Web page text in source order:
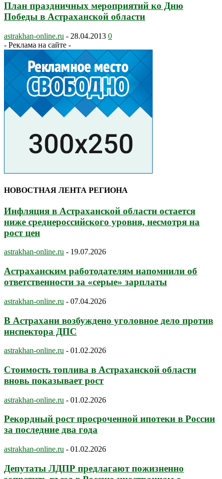
План праздничных мероприятий ко Дню
Победы в Астраханской области
astrakhan-online.ru - 28.04.2013 0
- Реклама на сайте -
НОВОСТНАЯ ЛЕНТА РЕГИОНА
Инфляция в Астраханской области остается
ниже среднероссийского уровня, несмотря на
рост цен
astrakhan-online.ru - 19.07.2026
Астраханским работодателям напомнили об
ответственности за «серые» зарплаты
astrakhan-online.ru - 07.04.2026
В Астрахани возбуждено уголовное дело против
инспектора ДПС
astrakhan-online.ru - 01.02.2026
Стоимость топлива в Астраханской области
вновь показывает рост
astrakhan-online.ru - 01.02.2026
Рекордный рост просроченной ипотеки в России
за последние два года
astrakhan-online.ru - 01.02.2026
Депутаты ЛДПР предлагают пожизненно